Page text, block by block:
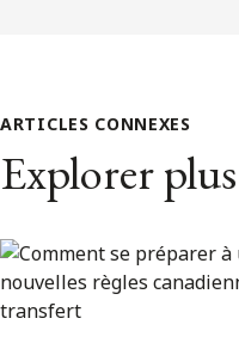
ARTICLES CONNEXES
Explorer